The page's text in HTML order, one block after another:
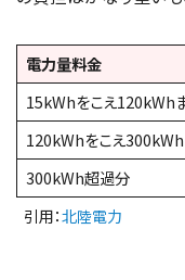
電力量料金
15kWhをこえ120kWh
120kWhをこえ
300kWh超過分
引用：北陸電力